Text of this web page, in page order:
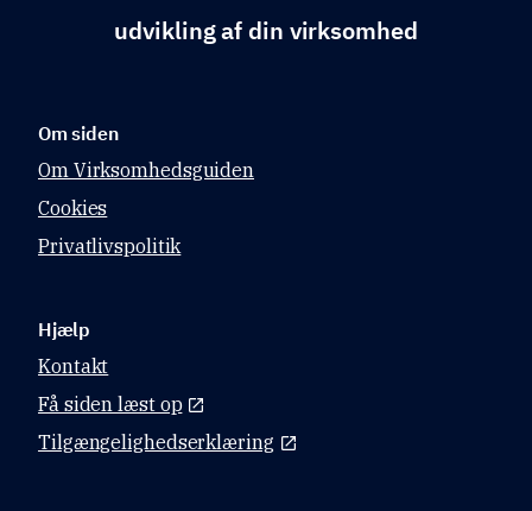
udvikling af din virksomhed
Om siden
Om Virksomhedsguiden
Cookies
Privatlivspolitik
Hjælp
Kontakt
Få siden læst op
Tilgængelighedserklæring